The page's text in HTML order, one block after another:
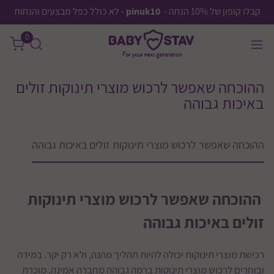
קבלו קופון של 10% הנחה - pinuk10 - לא כולל כפל מבצעים והנחות
0
ההוכחה שאפשר לרכוש מוצרי תינוקות זולים
באיכות גבוהה
ההוכחה שאפשר לרכוש מוצרי תינוקות זולים באיכות גבוהה
ההוכחה שאפשר לרכוש מוצרי תינוקות
זולים באיכות גבוהה
רכישת מוצרי תינוקות יכולה להיות תהליך מהנה, ולא רק יקר. במידה
ובוחרים לרכוש מוצרי תינוקות ברמה גבוהה מחברה אמינה, מוכרת